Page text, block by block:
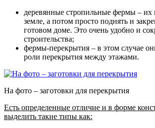
деревянные стропильные фермы – их
земле, а потом просто поднять и
готовом доме. Это очень удобно и
строительства;
фермы-перекрытия – в этом случае
роли перекрытия между этажами.
На фото – заготовки для перекрытия
Есть определенные отличие и в форме
выделить такие типы как: